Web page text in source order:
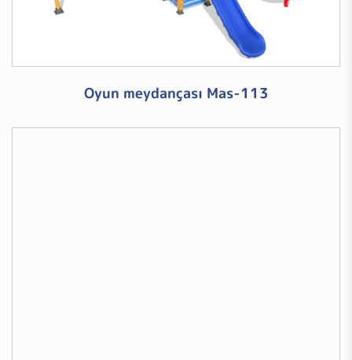
Oyun meydançası Mas-113